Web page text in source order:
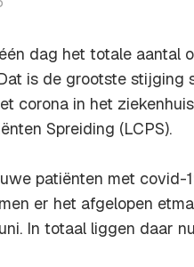
dag het totale aantal
is de grootste stijging
corona in het
Spreiding (LCPS).
patiënten met covid-
er het afgelopen
In totaal liggen daar